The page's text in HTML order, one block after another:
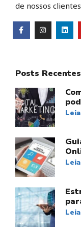
de nossos
Posts Recentes